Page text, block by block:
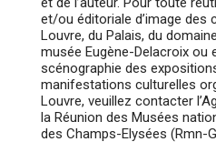
et/ou éditoriale d’image des
Louvre, du Palais, du
musée Eugène-Delacroix ou
scénographie des
manifestations culturelles
Louvre, veuillez contacter
la Réunion des Musées
des Champs-Elysées (Rmn-